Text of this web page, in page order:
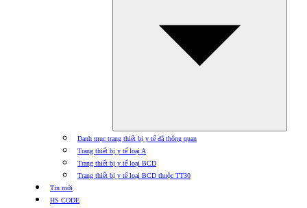
Danh mục trang thiết bị y tế đã thông quan
Trang thiết bị y tế loại A
Trang thiết bị y tế loại BCD
Trang thiết bị y tế loại BCD thuộc TT30
Tin mới
HS CODE